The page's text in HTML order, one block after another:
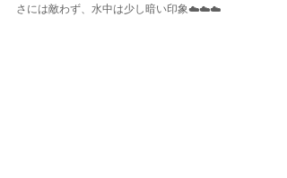
さには敵わず、水中は少し暗い印象☁️☁️☁️